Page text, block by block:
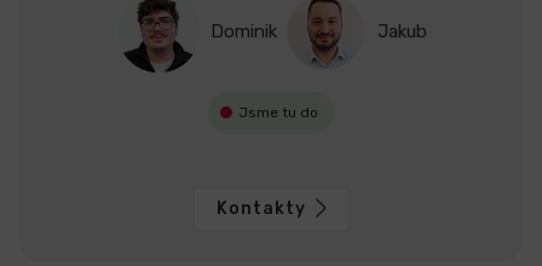
Dominik Jakub
Jsme tu do
Kontakty